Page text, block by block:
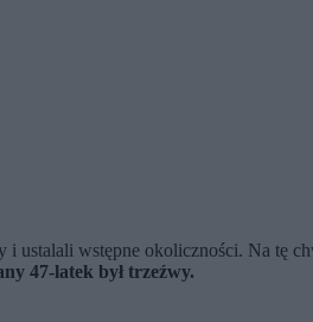
ustalali wstępne okoliczności. Na tę
47-latek był trzeźwy.